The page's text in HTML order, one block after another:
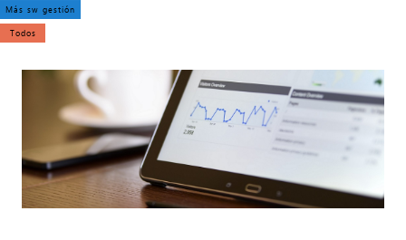
Más sw gestión
Todos